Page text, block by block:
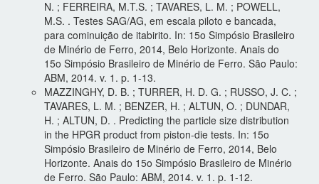
N. ; FERREIRA, M.T.S. ; TAVARES, L. M. ; POWELL,
M.S. . Testes SAG/AG, em escala piloto e bancada,
para cominuição de itabirito. In: 15o Simpósio Brasileiro
de Minério de Ferro, 2014, Belo Horizonte. Anais do
15o Simpósio Brasileiro de Minério de Ferro. São Paulo:
ABM, 2014. v. 1. p. 1-13.
MAZZINGHY, D. B. ; TURRER, H. D. G. ; RUSSO, J. C. ;
TAVARES, L. M. ; BENZER, H. ; ALTUN, O. ; DUNDAR,
H. ; ALTUN, D. . Predicting the particle size distribution
in the HPGR product from piston-die tests. In: 15o
Simpósio Brasileiro de Minério de Ferro, 2014, Belo
Horizonte. Anais do 15o Simpósio Brasileiro de Minério
de Ferro. São Paulo: ABM, 2014. v. 1. p. 1-12.